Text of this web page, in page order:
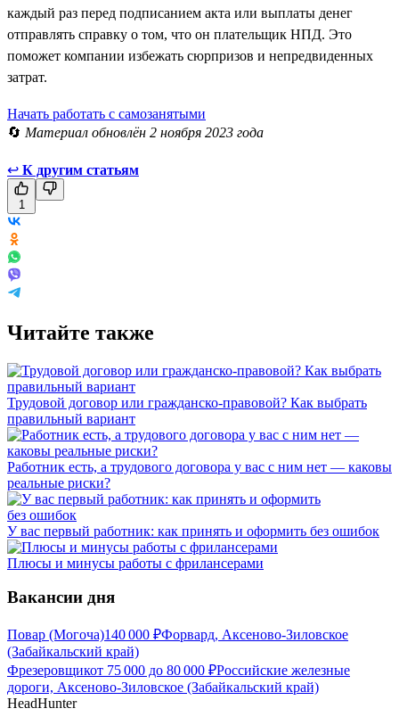
каждый раз перед подписанием акта или выплаты денег
отправлять справку о том, что он плательщик НПД. Это
поможет компании избежать сюрпризов и непредвиденных
затрат.
Начать работать с самозанятыми
🔄 Материал обновлён 2 ноября 2023 года
↩ К другим статьям
1
Читайте также
Трудовой договор или гражданско-правовой? Как выбрать
правильный вариант
Работник есть, а трудового договора у вас с ним нет — каковы
реальные риски?
У вас первый работник: как принять и оформить без ошибок
Плюсы и минусы работы с фрилансерами
Вакансии дня
Повар (Могоча)140 000 ₽Форвард, Аксеново-Зиловское
(Забайкальский край)
Фрезеровщикот 75 000 до 80 000 ₽Российские железные
дороги, Аксеново-Зиловское (Забайкальский край)
HeadHunter